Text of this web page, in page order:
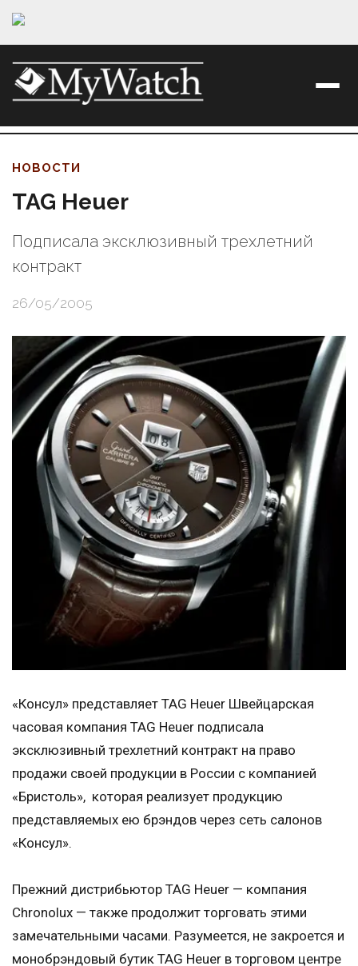
НОВОСТИ
TAG Heuer
Подписала эксклюзивный трехлетний
контракт
26/05/2005
«Консул» представляет TAG Heuer Швейцарская
часовая компания TAG Heuer подписала
эксклюзивный трехлетний контракт на право
продажи своей продукции в России с компанией
«Бристоль», которая реализует продукцию
представляемых ею брэндов через сеть салонов
«Консул».
Прежний дистрибьютор TAG Heuer — компания
Chronolux — также продолжит торговать этими
замечательными часами. Разумеется, не закроется и
монобрэндовый бутик TAG Heuer в торговом центре